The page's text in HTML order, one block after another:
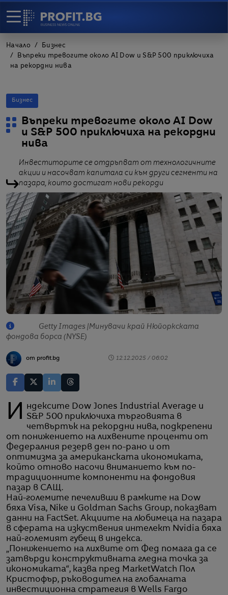
Начало
Бизнес
Въпреки тревогите около AI Dow и S&P 500 приключиха
на рекордни нива
Бизнес
Въпреки тревогите около AI Dow
и S&P 500 приключиха на рекордни
нива
Инвеститорите се отдръпват от технологичните
акции и насочват капитала си към други сегменти на
пазара, които достигат нови рекорди
Getty Images |Минувачи край Нюйоркската
фондова борса (NYSE)
от profit.bg 12.12.2025 / 06:02
Индексите Dow Jones Industrial Average и
S&P 500 приключиха търговията в
четвъртък на рекордни нива, подкрепени
от понижението на лихвените проценти от
Федералния резерв ден по-рано и от
оптимизма за американската икономиката,
който отново насочи вниманието към по-
традиционните компоненти на фондовия
пазар в САЩ.
Най-големите печеливши в рамките на Dow
бяха Visa, Nike и Goldman Sachs Group, показват
данни на FactSet. Акциите на любимеца на пазара
в сферата на изкуствения интелект Nvidia бяха
най-големият губещ в индекса.
„Понижението на лихвите от Фед помага да се
затвърди конструктивната гледна точка за
икономиката“, казва пред MarketWatch Пол
Кристофър, ръководител на глобалната
инвестиционна стратегия в Wells Fargo